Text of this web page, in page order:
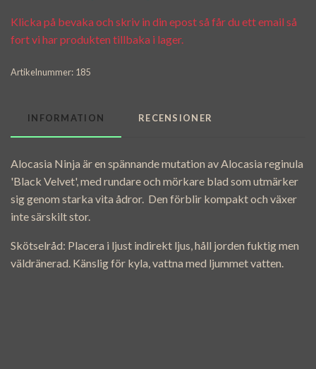
Klicka på bevaka och skriv in din epost så får du ett email så
fort vi har produkten tillbaka i lager.
Artikelnummer: 185
INFORMATION RECENSIONER
Alocasia Ninja är en spännande mutation av Alocasia reginula
'Black Velvet', med rundare och mörkare blad som utmärker
sig genom starka vita ådror. Den förblir kompakt och växer
inte särskilt stor.
Skötselråd: Placera i ljust indirekt ljus, håll jorden fuktig men
väldränerad. Känslig för kyla, vattna med ljummet vatten.